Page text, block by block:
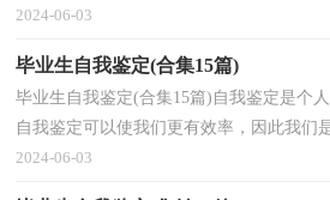
明确，因此好好准备一份自我鉴定吧。如
2024-06-03
毕业生自我鉴定(合集15篇)
毕业生自我鉴定(合集15篇)自我鉴定是个
自我鉴定可以使我们更有效率，因此我们
见过的自我鉴定应该是什么样的？下面是
2024-06-03